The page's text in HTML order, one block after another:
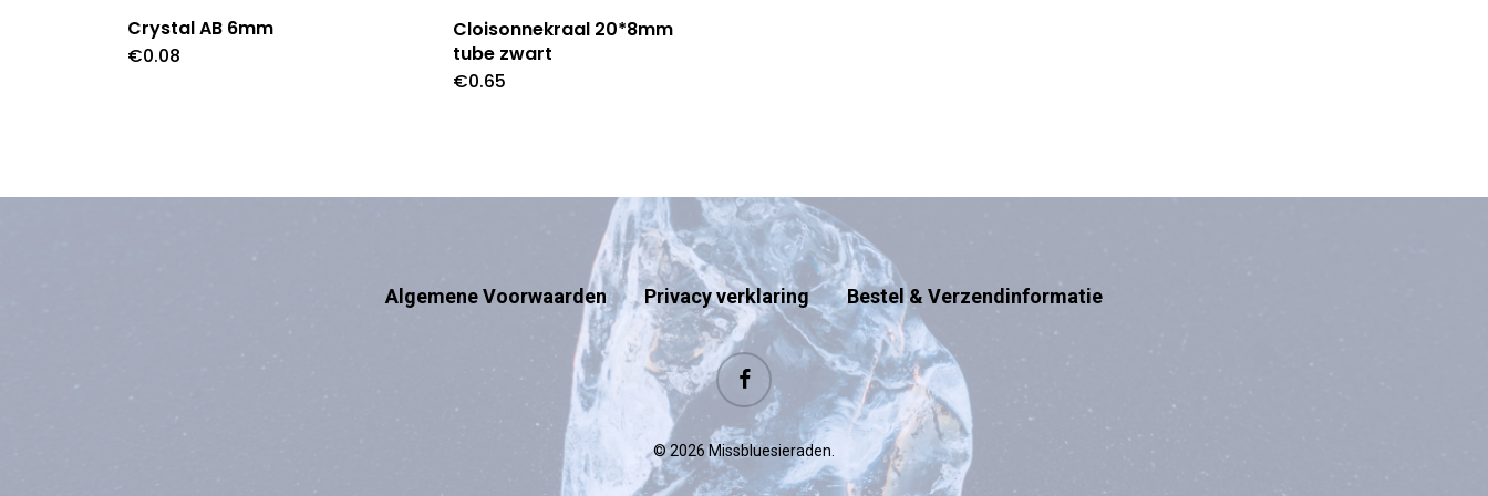
Crystal AB 6mm
€0.08
Cloisonnekraal 20*8mm
tube zwart
€0.65
Algemene Voorwaarden Privacy verklaring Bestel & Verzendinformatie
facebook
© 2026 Missbluesieraden.